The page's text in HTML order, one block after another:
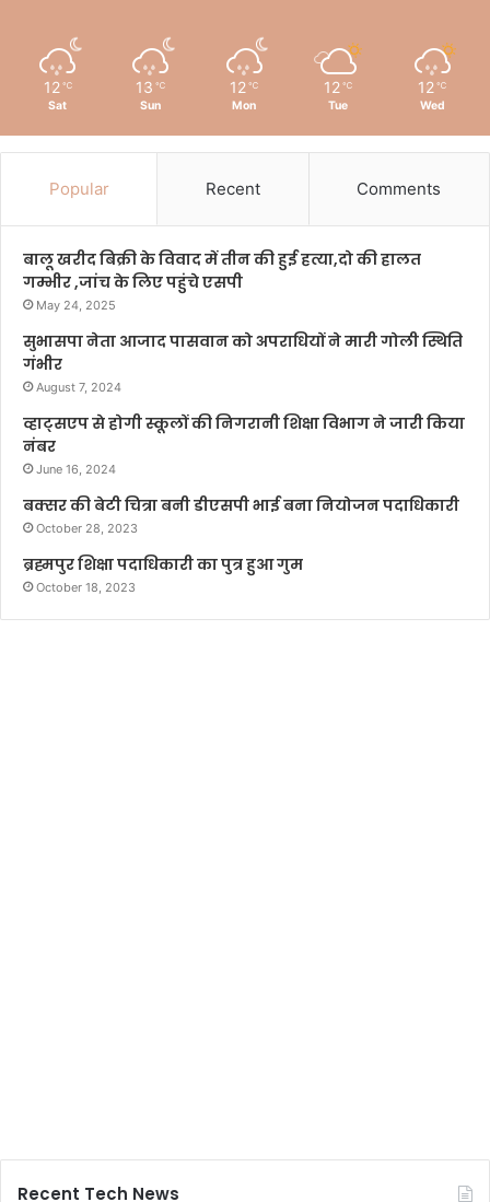
12 ℃
Sat
13 ℃
Sun
12 ℃
Mon
12 ℃
Tue
12 ℃
Wed
Popular Recent Comments
बालू खरीद बिक्री के विवाद में तीन की हुई हत्या,दो की हालत
गम्भीर ,जांच के लिए पहुंचे एसपी
May 24, 2025
सुभासपा नेता आजाद पासवान को अपराधियों ने मारी गोली स्थिति
गंभीर
August 7, 2024
व्हाट्सएप से होगी स्कूलों की निगरानी शिक्षा विभाग ने जारी किया
नंबर
June 16, 2024
बक्सर की बेटी चित्रा बनी डीएसपी भाई बना नियोजन पदाधिकारी
October 28, 2023
ब्रह्मपुर शिक्षा पदाधिकारी का पुत्र हुआ गुम
October 18, 2023
Recent Tech News